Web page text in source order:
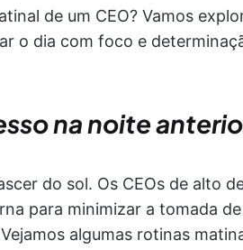
de um CEO? Vamos
o dia com foco e
na noite
do sol. Os CEOs de alto
para minimizar a tomada
algumas rotinas